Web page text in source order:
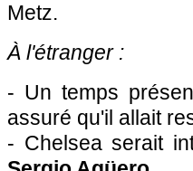
Metz.
À l'étranger :
- Un temps
assuré qu'il allait
- Chelsea serait